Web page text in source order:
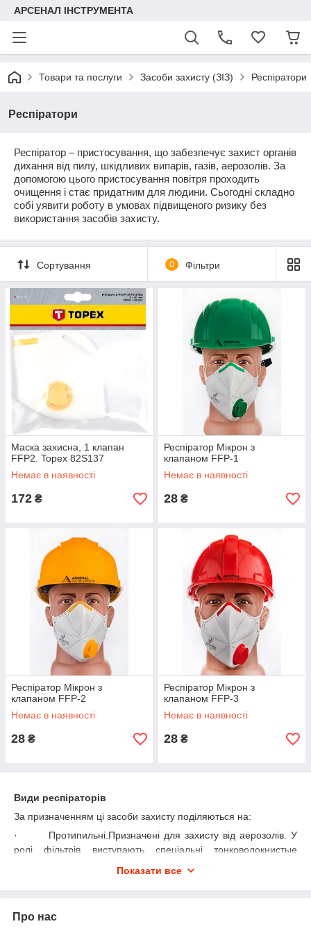
АРСЕНАЛ ІНСТРУМЕНТА
Товари та послуги Засоби захисту (ЗІЗ) Респіратори
Респіратори
Респіратор – пристосування, що забезпечує захист органів
дихання від пилу, шкідливих випарів, газів, аерозолів. За
допомогою цього пристосування повітря проходить
очищення і стає придатним для людини. Сьогодні складно
собі уявити роботу в умовах підвищеного ризику без
використання засобів захисту.
Сортування 0 Фільтри
Маска захисна, 1 клапан
FFP2. Topex 82S137
Немає в наявності
172 ₴
Респіратор Мікрон з
клапаном FFP-1
Немає в наявності
28 ₴
Респіратор Мікрон з
клапаном FFP-2
Немає в наявності
28 ₴
Респіратор Мікрон з
клапаном FFP-3
Немає в наявності
28 ₴
Види респіраторів
За призначенням ці засоби захисту поділяються на:
·
Протипильні.Призначені для захисту від аерозолів. У
ролі фільтрів виступають спеціальні тонковолокнистые
пристосувань забезпечується за рахунок їх високої
·
Протигазові.Захищають від фосфорорганічних сполук,
Показати все
Про нас